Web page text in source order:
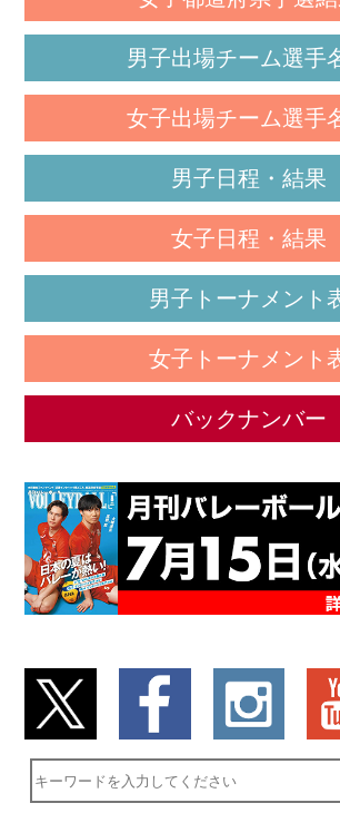
男子出場チーム選手
女子出場チーム選手
男子日程・結果
女子日程・結果
男子トーナメント
女子トーナメント
バックナンバー